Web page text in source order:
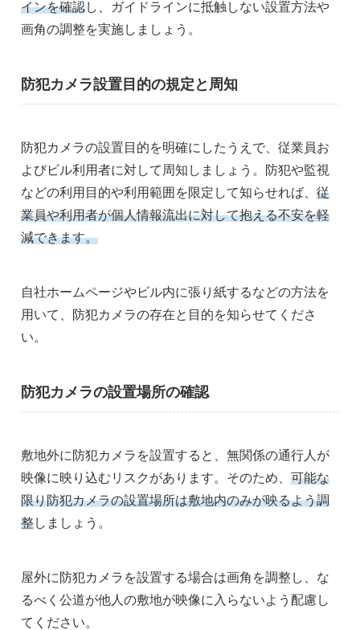
インを確認し、ガイドラインに抵触しない設置方法や
画角の調整を実施しましょう。
防犯カメラ設置目的の規定と周知
防犯カメラの設置目的を明確にしたうえで、従業員お
よびビル利用者に対して周知しましょう。防犯や監視
などの利用目的や利用範囲を限定して知らせれば、従
業員や利用者が個人情報流出に対して抱える不安を軽
減できます。
自社ホームページやビル内に張り紙するなどの方法を
用いて、防犯カメラの存在と目的を知らせてくださ
い。
防犯カメラの設置場所の確認
敷地外に防犯カメラを設置すると、無関係の通行人が
映像に映り込むリスクがあります。そのため、可能な
限り防犯カメラの設置場所は敷地内のみが映るよう調
整しましょう。
屋外に防犯カメラを設置する場合は画角を調整し、な
るべく公道が他人の敷地が映像に入らないよう配慮し
てください。